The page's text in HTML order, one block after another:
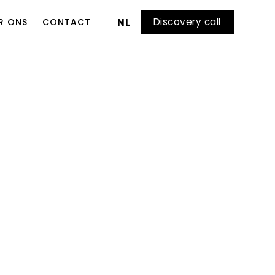
ONS CONTACT NL Discovery call